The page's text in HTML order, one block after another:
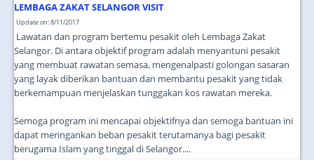
LEMBAGA ZAKAT SELANGOR VISIT
Update on: 8/11/2017
Lawatan dan program bertemu pesakit oleh Lembaga Zakat
Selangor. Di antara objektif program adalah menyantuni pesakit
yang membuat rawatan semasa, mengenalpasti golongan sasaran
yang layak diberikan bantuan dan membantu pesakit yang tidak
berkemampuan menjelaskan tunggakan kos rawatan mereka.
Semoga program ini mencapai objektifnya dan semoga bantuan ini
dapat meringankan beban pesakit terutamanya bagi pesakit
berugama Islam yang tinggal di Selangor....